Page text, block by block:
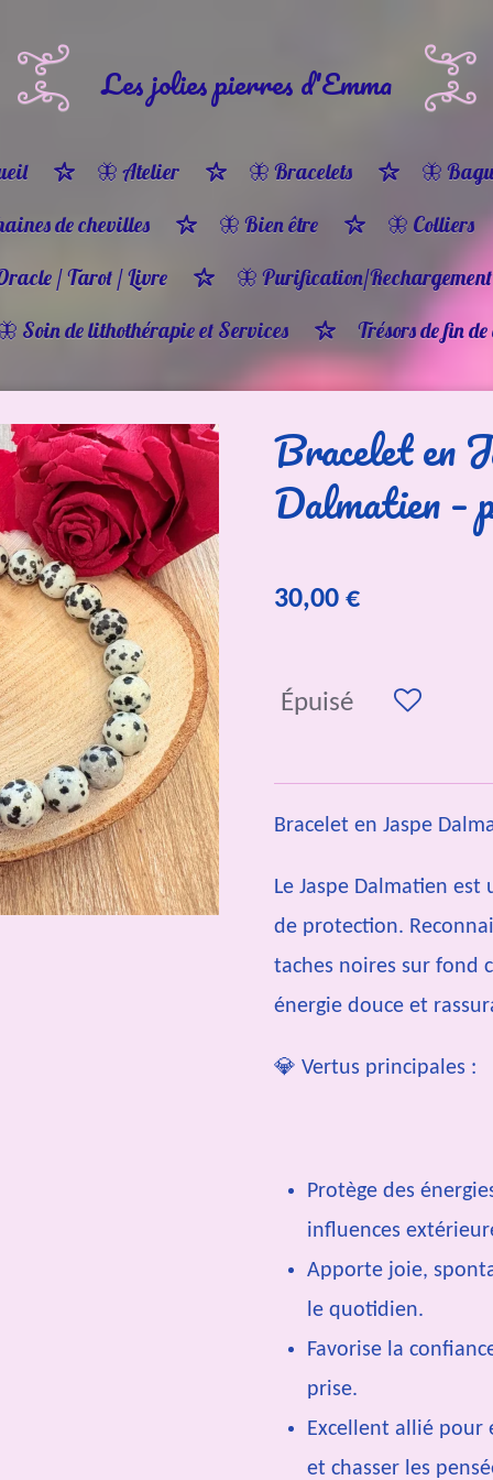
Les jolies pierres d'Emma
🦋 Atelier 🦋 Bracelets
🦋
de chevilles
🦋 Bien être 🦋 Colliers
/ Tarot / Livre
🦋 Purification/Rechargement
Soin de lithothérapie et Services
Trésors de fin
Bracelet en
Dalmatien –
30,00 €
Épuisé
Bracelet en Jaspe
Le Jaspe Dalmatien est
de protection.
taches noires sur fond
énergie douce et
💎 Vertus principales :
Protège des
influences
Apporte joie,
le quotidien.
Favorise la
prise.
Excellent allié
et chasser les